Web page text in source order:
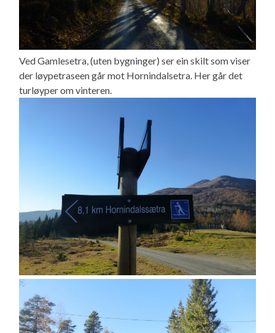
Ved Gamlesetra, (uten bygninger) ser ein skilt som viser
der løypetraseen går mot Hornindalsetra. Her går det
turløyper om vinteren.